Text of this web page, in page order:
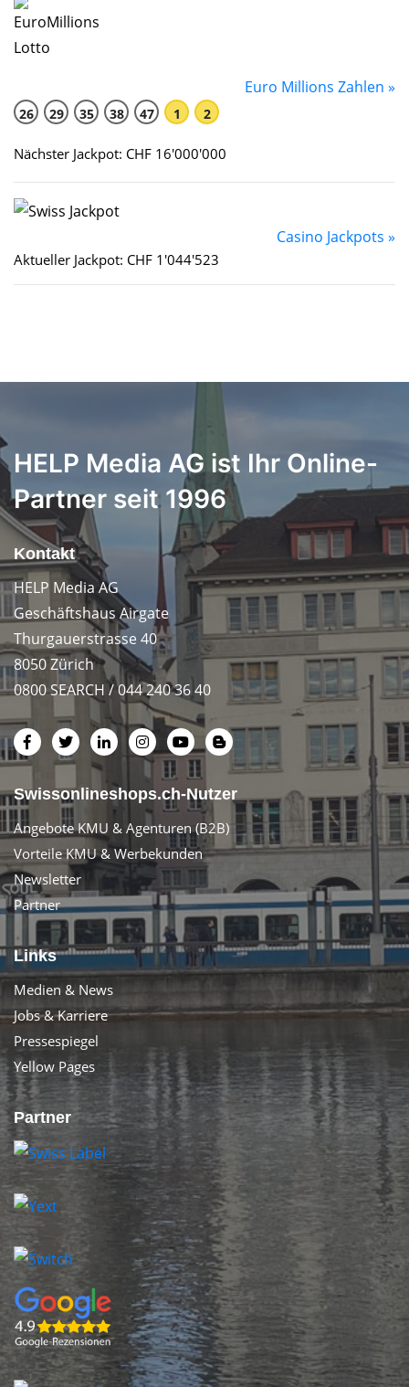
Euro Millions Zahlen »
26 29 35 38 47 1 2
Nächster Jackpot: CHF 16'000'000
Casino Jackpots »
Aktueller Jackpot: CHF 1'044'523
HELP Media AG ist Ihr Online-
Partner seit 1996
Kontakt
HELP Media AG
Geschäftshaus Airgate
Thurgauerstrasse 40
8050 Zürich
0800 SEARCH / 044 240 36 40
Swissonlineshops.ch-Nutzer
Angebote KMU & Agenturen (B2B)
Vorteile KMU & Werbekunden
Newsletter
Partner
Links
Medien & News
Jobs & Karriere
Pressespiegel
Yellow Pages
Partner